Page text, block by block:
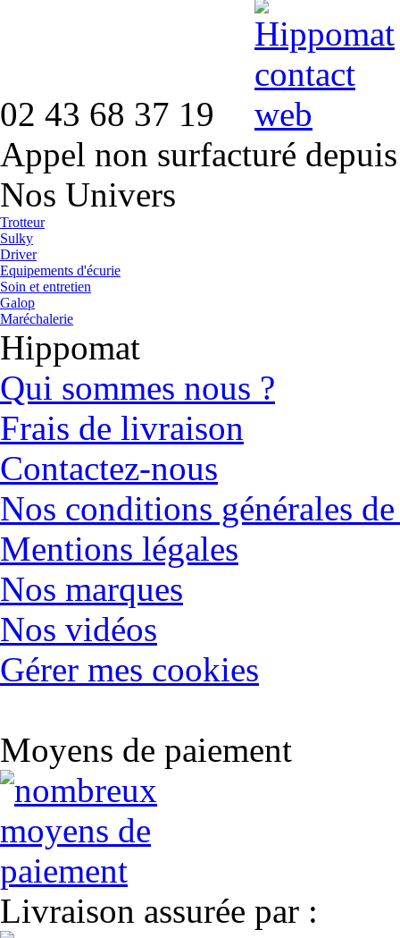
02 43 68 37 19
Appel non surfacturé
Nos Univers
Trotteur
Sulky
Driver
Equipements d'écurie
Soin et entretien
Galop
Maréchalerie
Hippomat
Qui sommes nous ?
Frais de livraison
Contactez-nous
Nos conditions générales
Mentions légales
Nos marques
Nos vidéos
Gérer mes cookies
Moyens de paiement
Livraison assurée par :